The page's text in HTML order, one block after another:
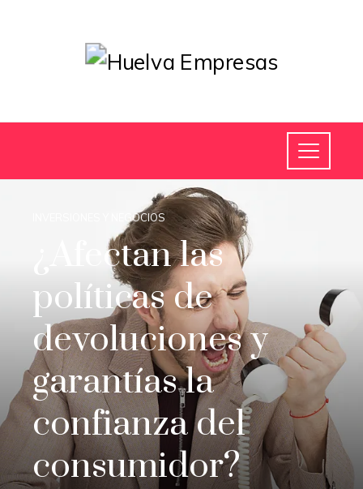
INVERSIONES Y NEGOCIOS
¿Afectan las
políticas de
devoluciones y
garantías la
confianza del
consumidor?